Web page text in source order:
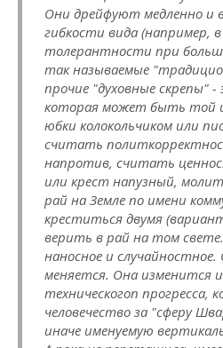
Они дрейфуют медленно и
гибкости вида (например,
толерантности при
так называемые
прочие "духовные скрепы"
которая может быть той
юбки колокольчиком или
считать
напротив, считать
или крест напузный,
рай на Земле по имени
креститься двумя
верить в рай на том
наносное и
меняется. Она изменится
техническогоп
человечество за "сферу
иначе именуемую